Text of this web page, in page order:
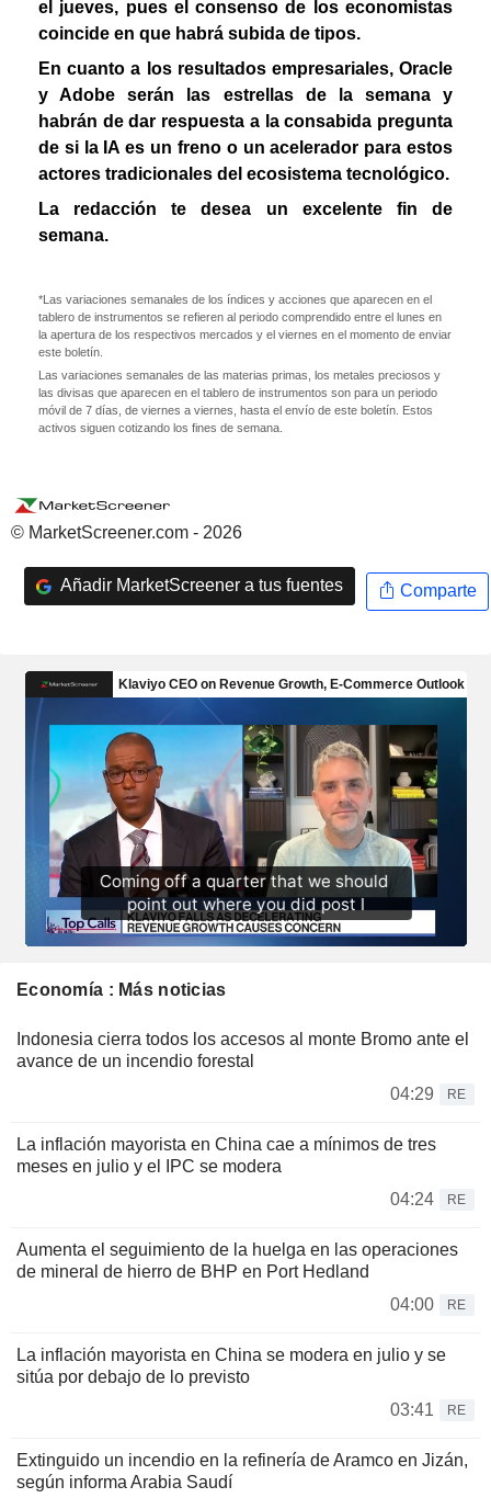
el jueves, pues el consenso de los economistas
coincide en que habrá subida de tipos.
En cuanto a los resultados empresariales, Oracle
y Adobe serán las estrellas de la semana y
habrán de dar respuesta a la consabida pregunta
de si la IA es un freno o un acelerador para estos
actores tradicionales del ecosistema tecnológico.
La redacción te desea un excelente fin de
semana.
*Las variaciones semanales de los índices y acciones que aparecen en el
tablero de instrumentos se refieren al periodo comprendido entre el lunes en
la apertura de los respectivos mercados y el viernes en el momento de enviar
este boletín.
Las variaciones semanales de las materias primas, los metales preciosos y
las divisas que aparecen en el tablero de instrumentos son para un periodo
móvil de 7 días, de viernes a viernes, hasta el envío de este boletín. Estos
activos siguen cotizando los fines de semana.
© MarketScreener.com - 2026
Añadir MarketScreener a tus fuentes Comparte
Economía : Más noticias
Indonesia cierra todos los accesos al monte Bromo ante el
avance de un incendio forestal
04:29
RE
La inflación mayorista en China cae a mínimos de tres
meses en julio y el IPC se modera
04:24
RE
Aumenta el seguimiento de la huelga en las operaciones
de mineral de hierro de BHP en Port Hedland
04:00
RE
La inflación mayorista en China se modera en julio y se
sitúa por debajo de lo previsto
03:41
RE
Extinguido un incendio en la refinería de Aramco en Jizán,
según informa Arabia Saudí